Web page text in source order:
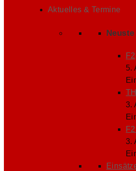
Aktuelles & Termine
5.
3.
3.